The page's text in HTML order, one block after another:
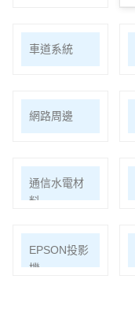
車道系統
網路周邊
通信水電材
料
EPSON投影
機